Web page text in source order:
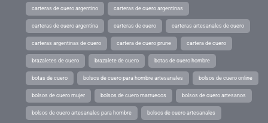
carteras de cuero argentino carteras de cuero argentinas
carteras de cuero argentina carteras de cuero carteras artesanales de cuero
carteras argentinas de cuero cartera de cuero prune cartera de cuero
brazaletes de cuero brazalete de cuero botas de cuero hombre
botas de cuero bolsos de cuero para hombre artesanales bolsos de cuero online
bolsos de cuero mujer bolsos de cuero marruecos bolsos de cuero artesanos
bolsos de cuero artesanales para hombre bolsos de cuero artesanales